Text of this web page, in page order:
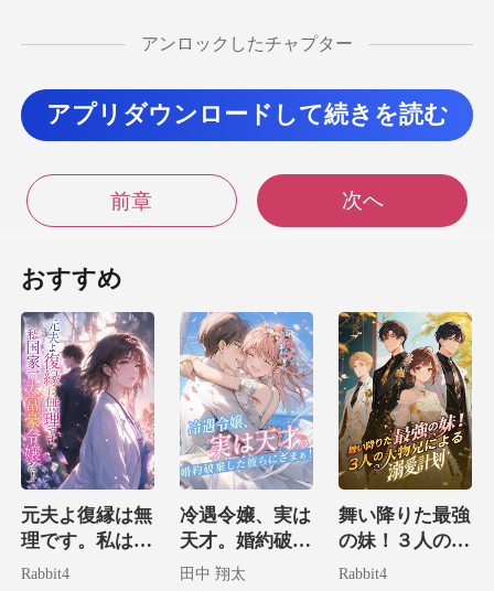
を合わせると自動的に赤くなるのに気づきました。
私たちの
病院で最年少の外科医です。 彼女
アンロックしたチャプター
アプリダウンロードして続きを読む
前章 次へ
おすすめ
元夫よ復縁は無
理です。私は国
家一の大富豪令
Rabbit4
冷遇令嬢、実は
天才。婚約破棄
した彼らにざま
田中 翔太
舞い降りた最強
の妹！３人の大
物兄による溺愛
Rabbit4